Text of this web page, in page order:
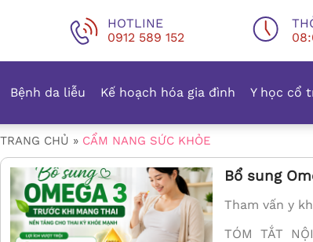
HOTLINE
0912 589 152
Bệnh da liễu Kế hoạch hóa gia đình Y học cổ
TRANG CHỦ » CẨM NANG SỨC KHỎE
Bổ sung
Tham vấn y
TÓM TẮT